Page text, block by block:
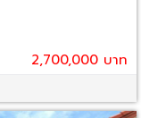
2,700,000 บาท